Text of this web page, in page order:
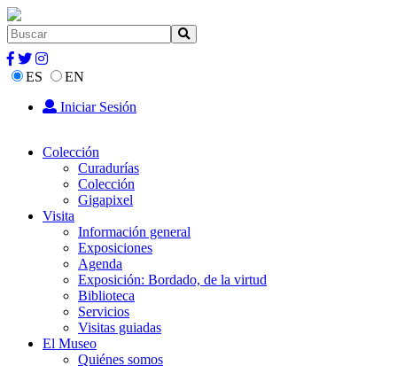
ES
EN
Iniciar Sesión
Colección
Curadurías
Colección
Gigapixel
Visita
Información general
Exposiciones
Agenda
Exposición: Bordado, de la virtud
Biblioteca
Servicios
Visitas guiadas
El Museo
Quiénes somos